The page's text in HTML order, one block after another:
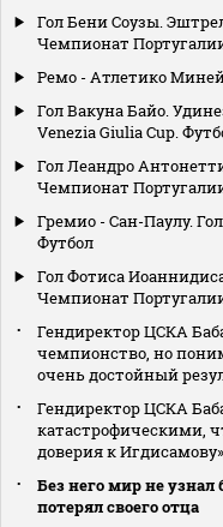
Гол Бени Соузы.
Чемпионат
Ремо - Атлетико
Гол Вакуна Байо.
Venezia Giulia Cup.
Гол Леандро
Чемпионат
Гремио - Сан-Паулу.
Футбол
Гол Фотиса
Чемпионат
Гендиректор ЦСКА
чемпионство, но
очень достойный
Гендиректор ЦСКА
катастрофическими,
доверия к Игдисамову»
Без него мир не
потерял своего отца